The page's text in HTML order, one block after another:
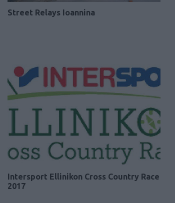
Street Relays Ioannina
Intersport Ellinikon Cross Country Race
2017